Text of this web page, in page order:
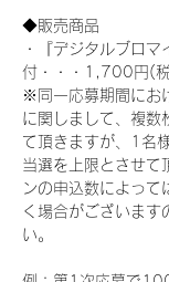
◆販売商品
・『デジタルブロ
付・・・1,700円(
※同一応募期間にお
に関しまして、複数
て頂きますが、1名
当選を上限とさせて
ンの申込数によって
く場合がございます
い。